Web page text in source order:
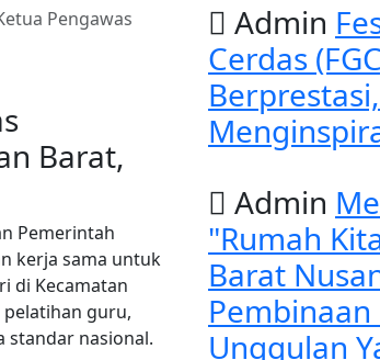
Pengawas
Barat,
Pemerintah
kerja sama untuk
di Kecamatan
guru,
standar nasional.
Admin
Cerdas
Admin
"Rumah
Barat
Unggulan